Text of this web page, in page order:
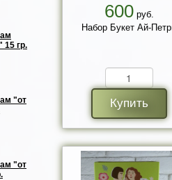
гр.
"от
"от
600руб.
Набор Букет Ай-
Купить